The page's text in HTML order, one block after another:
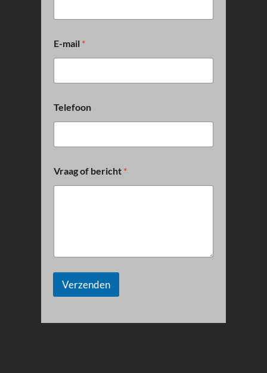
m
a
a
m
E-mail *
Telefoon
Vraag of bericht *
Verzenden